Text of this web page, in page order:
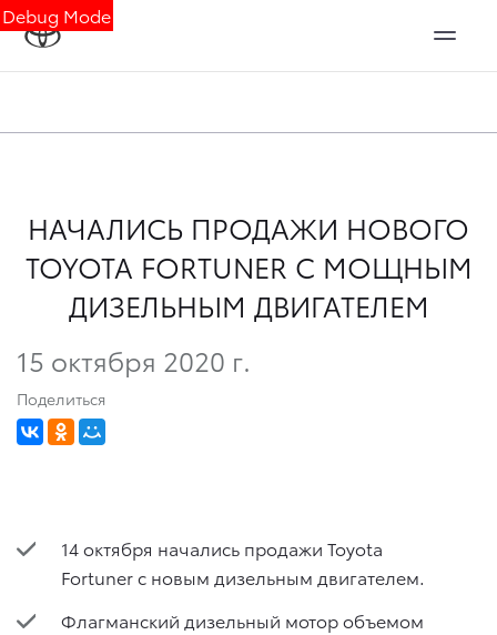
Debug Mode
НАЧАЛИСЬ ПРОДАЖИ НОВОГО
TOYOTA FORTUNER С МОЩНЫМ
ДИЗЕЛЬНЫМ ДВИГАТЕЛЕМ
15 октября 2020 г.
Поделиться
14 октября начались продажи Toyota
Fortuner с новым дизельным двигателем.
Флагманский дизельный мотор объемом